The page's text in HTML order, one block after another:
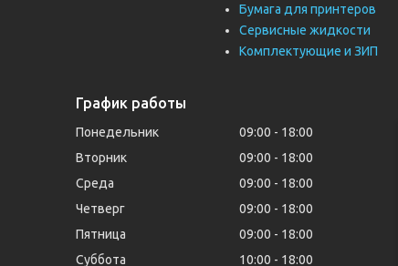
Бумага для принтеров
Сервисные жидкости
Комплектующие и ЗИП
График работы
Понедельник 09:00
18:00
Вторник
09:00
18:00
Среда
09:00
18:00
Четверг
09:00
18:00
Пятница
09:00
18:00
Суббота
10:00 18:00